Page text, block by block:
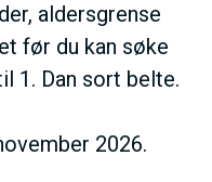
aldersgrense
før du kan søke
1. Dan sort belte.
2026.